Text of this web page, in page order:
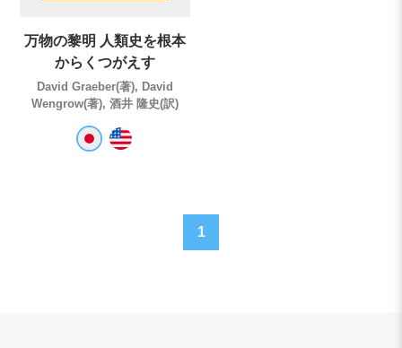
万物の黎明 人類史を根本
からくつがえす
David Graeber(著), David
Wengrow(著), 酒井 隆史(訳)
1